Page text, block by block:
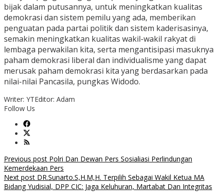
bijak dalam putusannya, untuk meningkatkan kualitas
demokrasi dan sistem pemilu yang ada, memberikan
penguatan pada partai politik dan sistem kaderisasinya,
semakin meningkatkan kualitas wakil-wakil rakyat di
lembaga perwakilan kita, serta mengantisipasi masuknya
paham demokrasi liberal dan individualisme yang dapat
merusak paham demokrasi kita yang berdasarkan pada
nilai-nilai Pancasila, pungkas Widodo.
Writer: YTEditor: Adam
Follow Us
Post
navigation
Previous post Polri Dan Dewan Pers Sosialiasi Perlindungan
Kemerdekaan Pers
Next post DR.Sunarto.S,H.M,H. Terpilih Sebagai Wakil Ketua MA
Bidang Yudisial, DPP CIC: Jaga Keluhuran, Martabat Dan Integritas